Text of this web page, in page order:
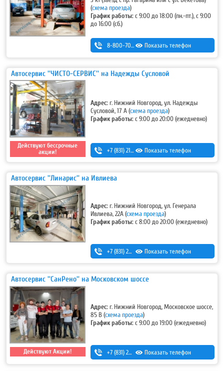
(схема проезда)
График работы:с 9:00 до 18:00 (пн.-пт.), с 9:00
до 16:00 (сб.)
8-800-700-11-42 Показать телефон
Автосервис ''ЧИСТО-СЕРВИС'' на Надежды Сусловой
Действуют бессрочные
акции!
Адрес: г. Нижний Новгород, ул. Надежды
Сусловой, 17 А(схема проезда)
График работы:с 9:00 до 20:00 (ежедневно)
+7 (831) 213-75-75 (доб. 2) Показать телефон
Автосервис ''Линарис'' на Ивлиева
Адрес: г. Нижний Новгород, ул. Генерала
Ивлиева, 22А(схема проезда)
График работы:с 8:00 до 20:00 (ежедневно)
+7 (831) 266-00-13 Показать телефон
Автосервис ''СанРено'' на Московском шоссе
Действуют Акции!
Адрес: г. Нижний Новгород, Московское шоссе,
85 В(схема проезда)
График работы:с 9:00 до 19:00 (ежедневно)
+7 (831) 280-69-88 Показать телефон